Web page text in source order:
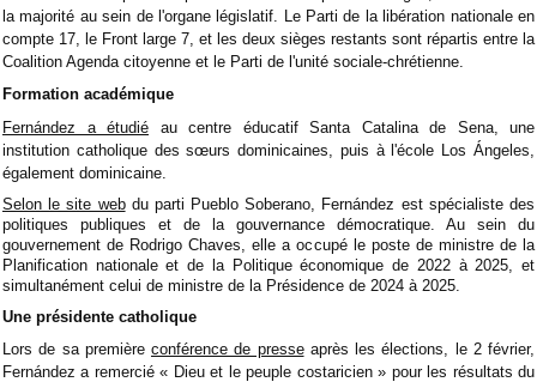
la majorité au sein de l'organe législatif. Le Parti de la libération nationale en
compte 17, le Front large 7, et les deux sièges restants sont répartis entre la
Coalition Agenda citoyenne et le Parti de l'unité sociale-chrétienne.
Formation académique
Fernández a étudié au centre éducatif Santa Catalina de Sena, une
institution catholique des sœurs dominicaines, puis à l'école Los Ángeles,
également dominicaine.
Selon le site webdu parti Pueblo Soberano, Fernández est spécialiste des
politiques publiques et de la gouvernance démocratique. Au sein du
gouvernement de Rodrigo Chaves, elle a occupé le poste de ministre de la
Planification nationale et de la Politique économique de 2022 à 2025, et
simultanément celui de ministre de la Présidence de 2024 à 2025.
Une présidente catholique
Lors de sa première conférence de presseaprès les élections, le 2 février,
Fernández a remercié « Dieu et le peuple costaricien » pour les résultats du